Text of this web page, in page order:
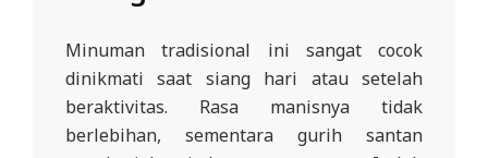
Minuman tradisional ini sangat cocok
dinikmati saat siang hari atau setelah
beraktivitas. Rasa manisnya tidak
berlebihan, sementara gurih santan